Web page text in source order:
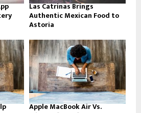
Las Catrinas Brings
Authentic Mexican Food to
Astoria
Apple MacBook Air Vs.